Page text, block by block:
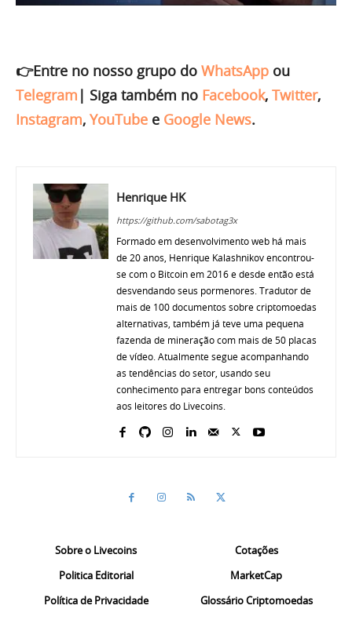
👉Entre no nosso grupo do WhatsApp ou
Telegram | Siga também no Facebook, Twitter,
Instagram, YouTube e Google News.
Henrique HK
https://github.com/sabotag3x
Formado em desenvolvimento web há mais
de 20 anos, Henrique Kalashnikov encontrou-
se com o Bitcoin em 2016 e desde então está
desvendando seus pormenores. Tradutor de
mais de 100 documentos sobre criptomoedas
alternativas, também já teve uma pequena
fazenda de mineração com mais de 50 placas
de vídeo. Atualmente segue acompanhando
as tendências do setor, usando seu
conhecimento para entregar bons conteúdos
aos leitores do Livecoins.
Sobre o Livecoins
Politica Editorial
Política de Privacidade
Cotações
MarketCap
Glossário Criptomoedas